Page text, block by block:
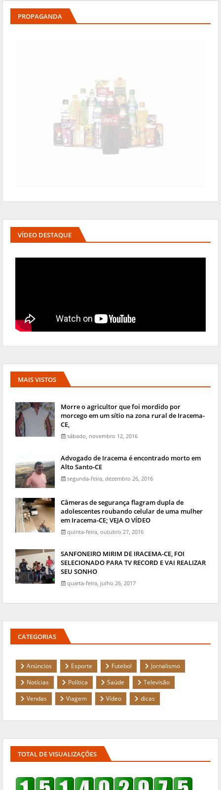
PROPAGANDA
VÍDEO DESTAQUE
MAIS VISTOS
Morre o agricultor que foi mordido por
morcego em um sítio na zona rural de Iracema-
CE,
sábado, novembro 12, 2016
Advogado de Iracema é encontrado morto em
Alto Santo-CE
segunda-feira, dezembro 26, 2016
Câmeras de segurança flagram dupla de
adolescentes roubando celular de uma mulher
em Iracema-CE; VEJA O VÍDEO
quinta-feira, outubro 27, 2016
SANFONEIRO MIRIM DE IRACEMA-CE, FOI
SELECIONADO PARA TV RECORD E VAI REALIZAR
SEU SONHO
quarta-feira, julho 26, 2017
CATEGORIAS
Anúncios Esporte Futebol
Jornalismo
Notícias
Política Saúde
Televisão
Vendas
Viagem Vídeo dicas
TOTAL DE VISUALIZAÇÕES